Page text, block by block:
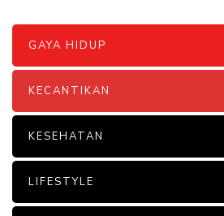
GAYA HIDUP
KECANTIKAN
KESEHATAN
LIFESTYLE